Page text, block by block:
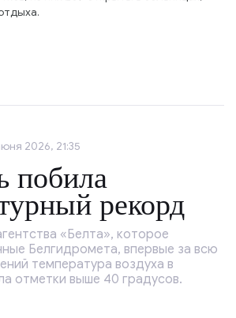
2026, 21:35
побила
рекорд
«Белта», которое
Белгидромета, впервые за всю
температура воздуха в
отметки выше 40 градусов.